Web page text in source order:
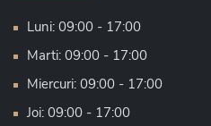
Luni: 09:00 - 17:00
Marti: 09:00 - 17:00
Miercuri: 09:00 - 17:00
Joi: 09:00 - 17:00